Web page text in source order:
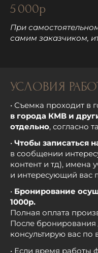
5 000р
При
самим заказчиком,
УСЛОВИЯ
• Съемка проходит в
в города КМВ и
отдельно, согласно
• Чтобы записаться
в сообщении
контент и тд), имена
и интересующий вас
• Бронирование
1000р.
Полная оплата
После
консультирую вас по
• Если время работы